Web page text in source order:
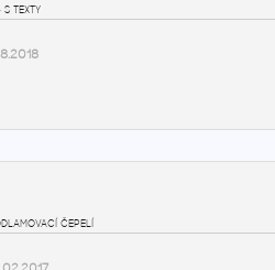
s texty
čepelí